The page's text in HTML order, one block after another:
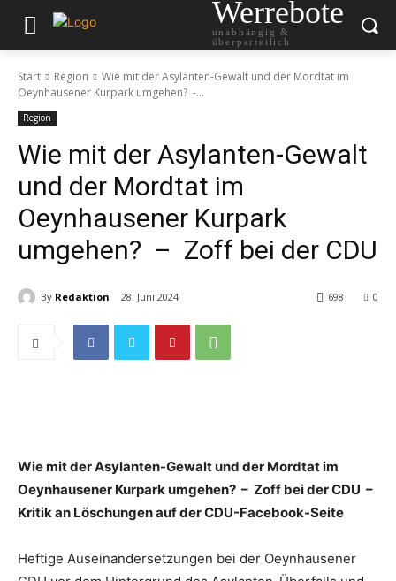
Werrebote
unabhängig &
überparteilich
Start Region
Wie mit der Asylanten-Gewalt und der Mordtat im
Oeynhausener Kurpark umgehen? -...
Region
Wie mit der Asylanten-Gewalt
und der Mordtat im
Oeynhausener Kurpark
umgehen? – Zoff bei der CDU
By Redaktion 28. Juni 2024 0
698
Wie mit der Asylanten-Gewalt und der Mordtat im
Oeynhausener Kurpark umgehen? – Zoff bei der CDU –
Kritik an Löschungen auf der CDU-Facebook-Seite
Heftige Auseinandersetzungen bei der Oeynhausener